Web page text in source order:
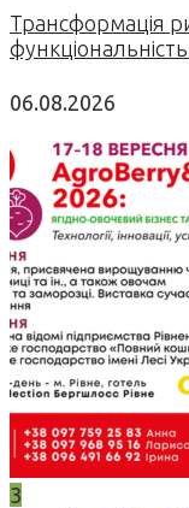
Трансформація
06.08.2026
3